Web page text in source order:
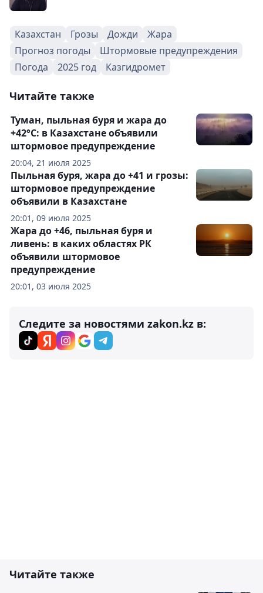
Казахстан Грозы Дожди
Жара
Прогноз погоды
Штормовые предупреждения
Погода
2025 год Казгидромет
Читайте также
20:04, 21 июля 2025
Туман, пыльная буря и жара до
+42°С: в Казахстане объявили
штормовое предупреждение
20:01, 09 июля 2025
Пыльная буря, жара до +41 и грозы:
штормовое предупреждение
объявили в Казахстане
20:01, 03 июля 2025
Жара до +46, пыльная буря и
ливень: в каких областях РК
объявили штормовое
предупреждение
Следите за новостями zakon.kz в:
Читайте также